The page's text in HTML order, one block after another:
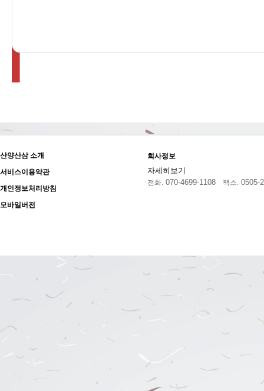
산양산삼 소개
서비스이용약관
개인정보처리방침
모바일버전
회사정보
자세히보기
전화. 070-4699-1108 팩스. 0505-